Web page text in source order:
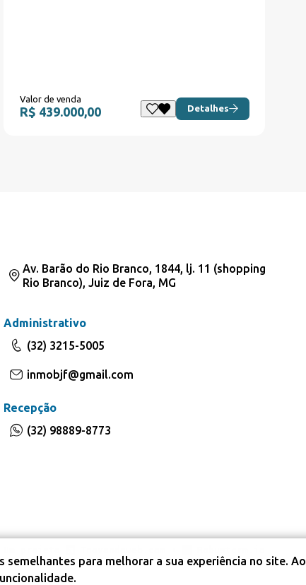
Valor de venda
R$ 439.000,00 Detalhes
Av. Barão do Rio Branco, 1844, lj. 11 (shopping
Rio Branco), Juiz de Fora, MG
Administrativo
(32) 3215-5005
inmobjf@gmail.com
Recepção
(32) 98889-8773
para melhorar a sua experiência no site. Ao